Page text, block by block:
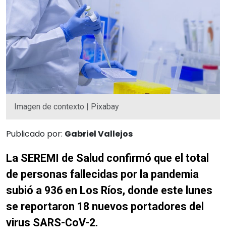
Imagen de contexto | Pixabay
Publicado por: Gabriel Vallejos
La SEREMI de Salud confirmó que el total
de personas fallecidas por la pandemia
subió a 936 en Los Ríos, donde este lunes
se reportaron 18 nuevos portadores del
virus SARS-CoV-2.